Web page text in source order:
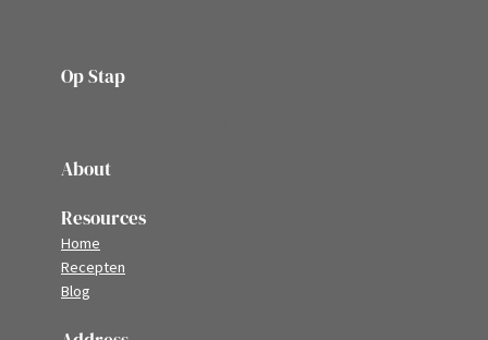
Op Stap
About
Resources
Home
Recepten
Blog